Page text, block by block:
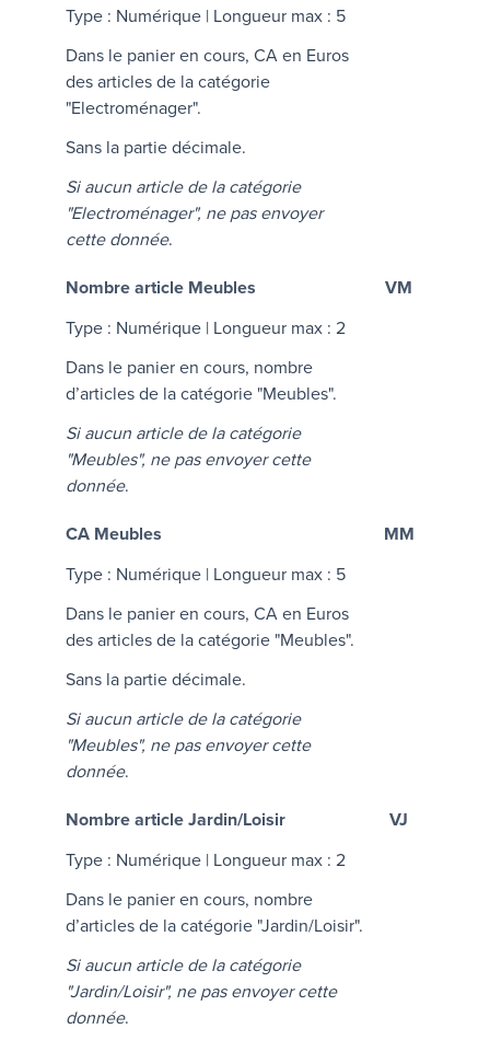
Type : Numérique | Longueur max : 5
Dans le panier en cours, CA en Euros
des articles de la catégorie
"Electroménager".
Sans la partie décimale.
Si aucun article de la catégorie
"Electroménager", ne pas envoyer
cette donnée.
Nombre article Meubles
Type : Numérique | Longueur max : 2
Dans le panier en cours, nombre
d’articles de la catégorie "Meubles".
Si aucun article de la catégorie
"Meubles", ne pas envoyer cette
donnée.
VM
CA Meubles
Type : Numérique | Longueur max : 5
Dans le panier en cours, CA en Euros
des articles de la catégorie "Meubles".
Sans la partie décimale.
Si aucun article de la catégorie
"Meubles", ne pas envoyer cette
donnée.
MM
Nombre article Jardin/Loisir
Type : Numérique | Longueur max : 2
Dans le panier en cours, nombre
d’articles de la catégorie "Jardin/Loisir".
Si aucun article de la catégorie
"Jardin/Loisir", ne pas envoyer cette
donnée.
VJ